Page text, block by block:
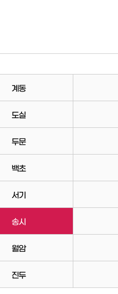
계동
도실
두문
백초
서기
송시
월암
진두